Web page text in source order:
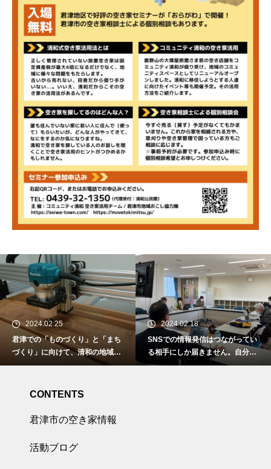
2024.02.25
君津での「ものづくり」と「まち
づくり」に向けて、清和の地域資
源を活用した木工アートの創造。
2024.02.18
SNSでの情報発信はつながってい
る相手にしか届きません。自分達
の活動を知らない人に伝えるには
CONTENTS
君津市の空き家情報
活動ブログ